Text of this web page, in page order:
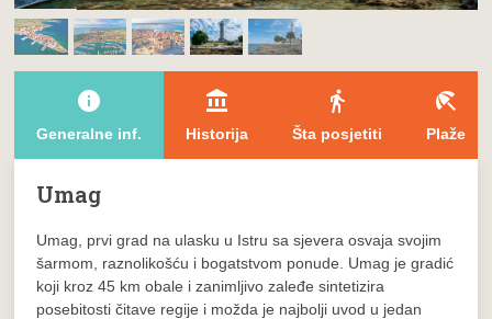
info
Generalne inf.
account_balance
Historija
directions_walk
Šta posjetiti
beach_access
Plaže
Umag
Umag, prvi grad na ulasku u Istru sa sjevera osvaja svojim
šarmom, raznolikošću i bogatstvom ponude. Umag je gradić
koji kroz 45 km obale i zanimljivo zaleđe sintetizira
posebitosti čitave regije i možda je najbolji uvod u jedan